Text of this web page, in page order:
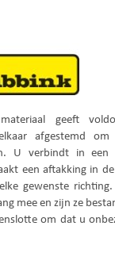
geeft
afgestemd
U verbindt in een
een aftakking in
gewenste
mee en zijn ze
om dat u